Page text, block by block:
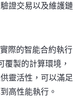
證交易以及維護鏈
際的智能合約執行
覆製的計算環境，
靈活性，可以滿足
高性能執行。